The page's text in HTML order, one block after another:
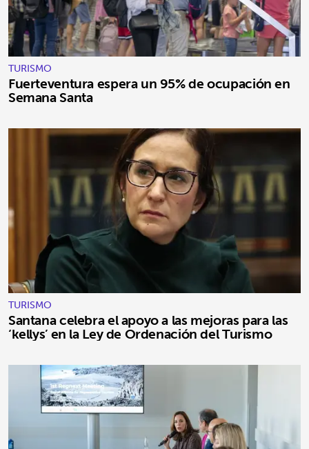
TURISMO
Fuerteventura espera un 95% de ocupación en
Semana Santa
TURISMO
Santana celebra el apoyo a las mejoras para las
‘kellys’ en la Ley de Ordenación del Turismo